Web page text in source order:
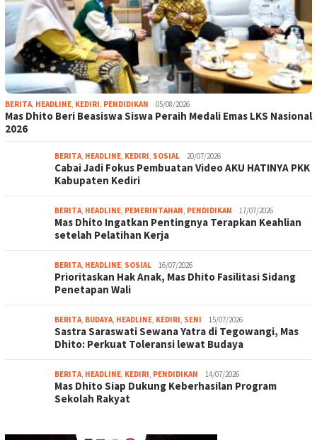
BERITA, HEADLINE, KEDIRI, PENDIDIKAN 05/08/2026
Mas Dhito Beri Beasiswa Siswa Peraih Medali Emas LKS Nasional
2026
BERITA, HEADLINE, KEDIRI, SOSIAL 20/07/2026
Cabai Jadi Fokus Pembuatan Video AKU HATINYA PKK
Kabupaten Kediri
BERITA, HEADLINE, PEMERINTAHAN, PENDIDIKAN 17/07/2026
Mas Dhito Ingatkan Pentingnya Terapkan Keahlian
setelah Pelatihan Kerja
BERITA, HEADLINE, SOSIAL 16/07/2026
Prioritaskan Hak Anak, Mas Dhito Fasilitasi Sidang
Penetapan Wali
BERITA, BUDAYA, HEADLINE, KEDIRI, SENI 15/07/2026
Sastra Saraswati Sewana Yatra di Tegowangi, Mas
Dhito: Perkuat Toleransi lewat Budaya
BERITA, HEADLINE, KEDIRI, PENDIDIKAN 14/07/2026
Mas Dhito Siap Dukung Keberhasilan Program
Sekolah Rakyat